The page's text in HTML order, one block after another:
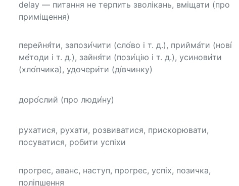
delay — питання не терпить зволікань, вміщати (про
приміщення)
перейня́ти, запози́чити (сло́во і т. д.), прийма́ти (нові́
ме́тоди і т. д.), зайня́ти (пози́цію і т. д.), усинови́ти
(хло́пчика), удочери́ти (ді́вчинку)
доро́слий (про люди́ну)
рухатися, рухати, розвиватися, прискорювати,
посуватися, робити успіхи
прогрес, аванс, наступ, прогрес, успіх, позичка,
поліпшення